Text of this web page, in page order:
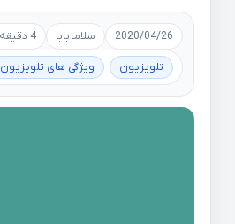
2020/04/26 سلامـ بابا 4 دقیقه مطالعه
تلویزیون ویژگی های تلویزیون